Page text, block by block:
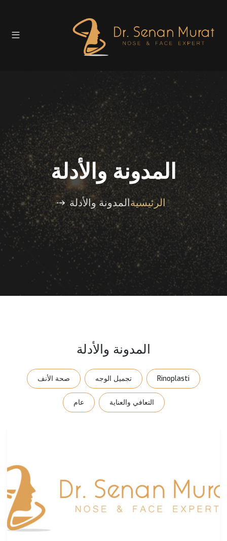
المدونة والأدلة
الرئيسيةالمدونة والأدلة
المدونة والأدلة
Rinoplasti تجميل الوجه صحة الأنف
التعافي والعناية عام